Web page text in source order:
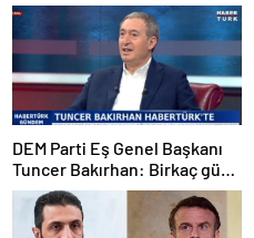
Tarihi bir karar alındı!
DEM Parti Eş Genel Başkanı
Tuncer Bakırhan: Birkaç gün
içerisinde kongre kararları
açıklanacak